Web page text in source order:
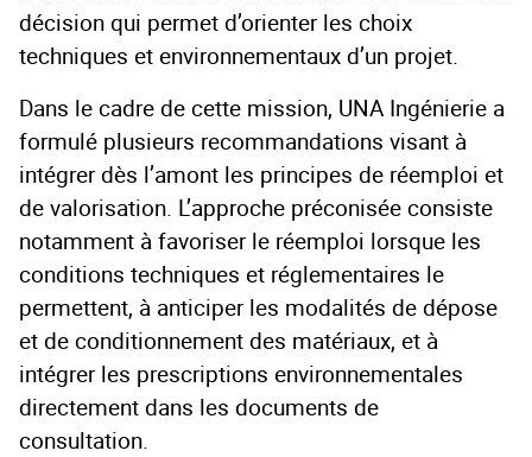
décision qui permet d’orienter les choix
techniques et environnementaux d’un projet.
Dans le cadre de cette mission, UNA Ingénierie a
formulé plusieurs recommandations visant à
intégrer dès l’amont les principes de réemploi et
de valorisation. L’approche préconisée consiste
notamment à favoriser le réemploi lorsque les
conditions techniques et réglementaires le
permettent, à anticiper les modalités de dépose
et de conditionnement des matériaux, et à
intégrer les prescriptions environnementales
directement dans les documents de
consultation.